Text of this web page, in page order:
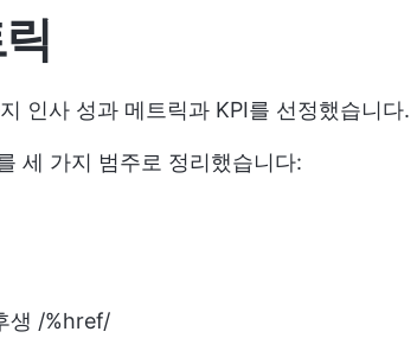
인사 성과 메트릭과 KPI를 선정했습니다.
세 가지 범주로 정리했습니다:
생 /%href/